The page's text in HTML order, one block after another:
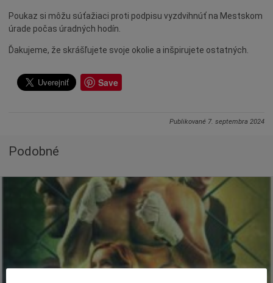
Mestský úrad
Projekty
Primátor
Napísali o nás
Ocenenia
Šport
Naše školy
Seniori
Partnerské mestá
Národnostné menšiny
Poukaz si môžu súťažiaci proti podpisu vyzdvihnúť na Mestskom
úrade počas úradných hodín.
Ďakujeme, že skrášľujete svoje okolie a inšpirujete ostatných.
Save
Publikované 7. septembra 2024
Podobné